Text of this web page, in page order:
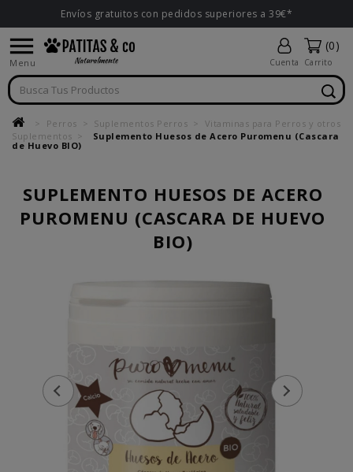
Envíos gratuitos con pedidos superiores a 39€*

Menu Cuenta
(0)
Carrito
Perros Suplementos Perros
Vitaminas para Perros y otros
Suplementos
Suplemento Huesos de Acero Puromenu (Cascara
de Huevo BIO)
SUPLEMENTO HUESOS DE ACERO
PUROMENU (CASCARA DE HUEVO
BIO)